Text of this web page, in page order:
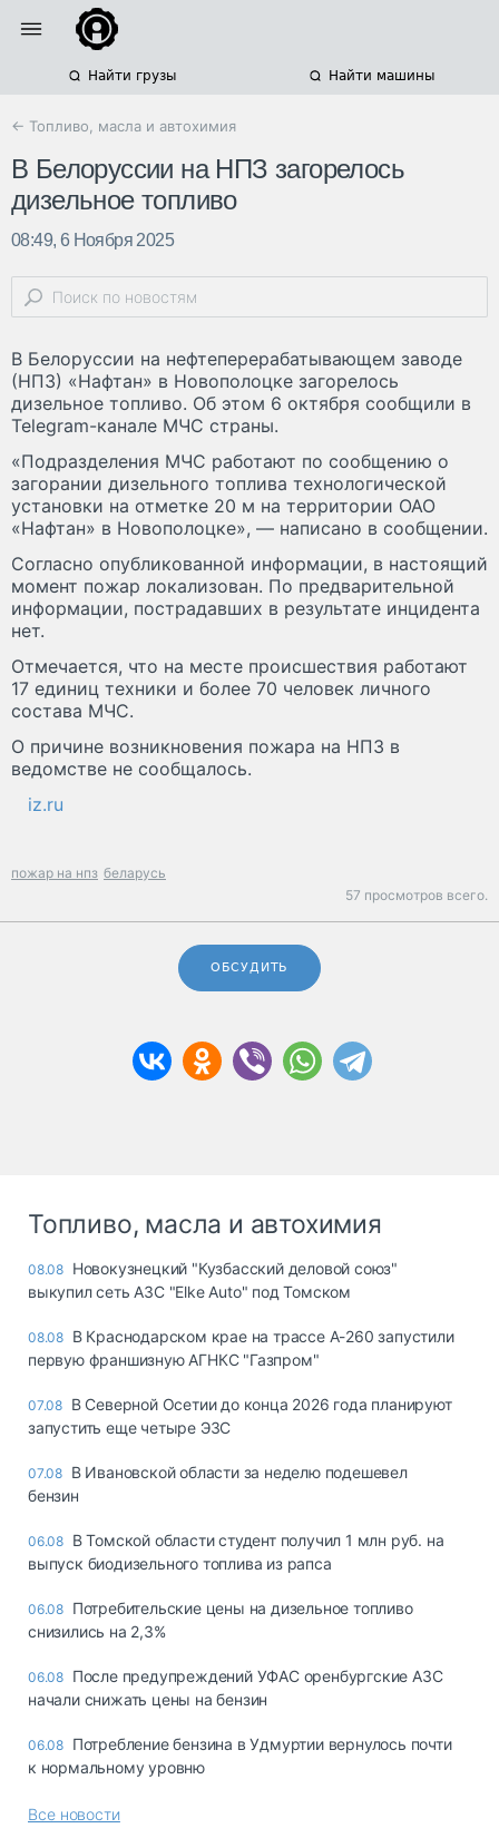
Найти грузы Найти машины
← Топливо, масла и автохимия
В Белоруссии на НПЗ загорелось
дизельное топливо
08:49, 6 Ноября 2025
В Белоруссии на нефтеперерабатывающем заводе
(НПЗ) «Нафтан» в Новополоцке загорелось
дизельное топливо. Об этом 6 октября сообщили в
Telegram-канале МЧС страны.
«Подразделения МЧС работают по сообщению о
загорании дизельного топлива технологической
установки на отметке 20 м на территории ОАО
«Нафтан» в Новополоцке», — написано в сообщении.
Согласно опубликованной информации, в настоящий
момент пожар локализован. По предварительной
информации, пострадавших в результате инцидента
нет.
Отмечается, что на месте происшествия работают
17 единиц техники и более 70 человек личного
состава МЧС.
О причине возникновения пожара на НПЗ в
ведомстве не сообщалось.
iz.ru
пожар на нпз беларусь
57 просмотров всего.
ОБСУДИТЬ
Топливо, масла и автохимия
08.08 Новокузнецкий "Кузбасский деловой союз"
выкупил сеть АЗС "Elke Auto" под Томском
08.08 В Краснодарском крае на трассе А-260 запустили
первую франшизную АГНКС "Газпром"
07.08 В Северной Осетии до конца 2026 года планируют
запустить еще четыре ЭЗС
07.08 В Ивановской области за неделю подешевел
бензин
06.08 В Томской области студент получил 1 млн руб. на
выпуск биодизельного топлива из рапса
06.08 Потребительские цены на дизельное топливо
снизились на 2,3%
06.08 После предупреждений УФАС оренбургские АЗС
начали снижать цены на бензин
06.08 Потребление бензина в Удмуртии вернулось почти
к нормальному уровню
Все новости